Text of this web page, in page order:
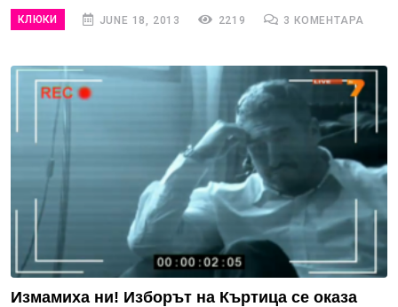
КЛЮКИ JUNE 18, 2013 2219 3 КОМЕНТАРА
Измамиха ни! Изборът на Къртица се оказа